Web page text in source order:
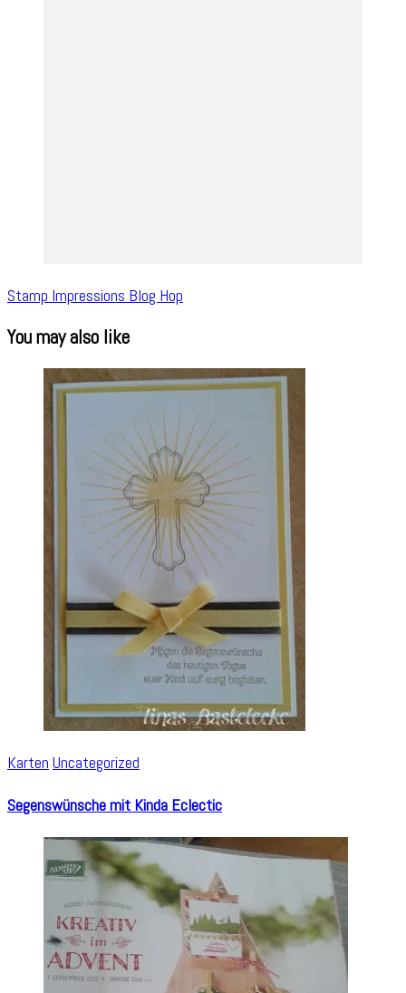
Stamp Impressions Blog Hop
You may also like
Karten Uncategorized
Segenswünsche mit Kinda Eclectic